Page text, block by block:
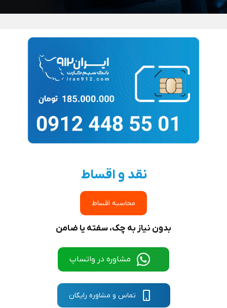
نقد و اقساط
محاسبه اقساط
بدون نیاز به چک، سفته یا ضامن
مشاوره در واتساپ
تماس و مشاوره رایگان